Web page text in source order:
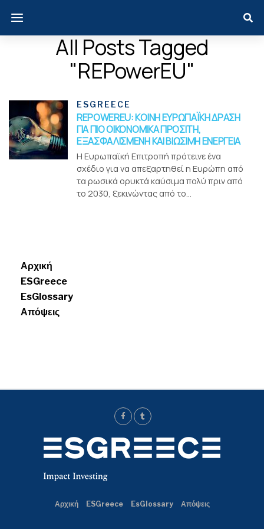
All Posts Tagged
"REPowerEU"
ESGREECE
REPOWEREU: KΟΙΝΗ ΕΥΡΩΠΑΪΚΗ ΔΡΑΣΗ
ΓΙΑ ΠΙΟ ΟΙΚΟΝΟΜΙΚΑ ΠΡΟΣΙΤΗ,
ΕΞΑΣΦΑΛΙΣΜΕΝΗ ΚΑΙ ΒΙΩΣΙΜΗ ΕΝΕΡΓΕΙΑ
Η Ευρωπαϊκή Επιτροπή πρότεινε ένα
σχέδιο για να απεξαρτηθεί η Ευρώπη από
τα ρωσικά ορυκτά καύσιμα πολύ πριν από
το 2030, ξεκινώντας από το...
Αρχική
ESGreece
EsGlossary
Απόψεις
Αρχική ESGreece EsGlossary Απόψεις